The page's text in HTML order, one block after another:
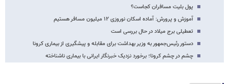
پول بلیت مسافران کجاست؟
آموزش و پرورش: آماده اسکان نوروزی ۱۲ میلیون مسافر هستیم
تعطیلی برج میلاد در حال بررسی است
دستور رئیس‌جمهور به وزیر بهداشت برای مقابله و پیشگیری از بیماری کرونا
چشم در چشم کرونا؛ برخورد نزدیک خبرنگار ایرانی با بیماری ناشناخته